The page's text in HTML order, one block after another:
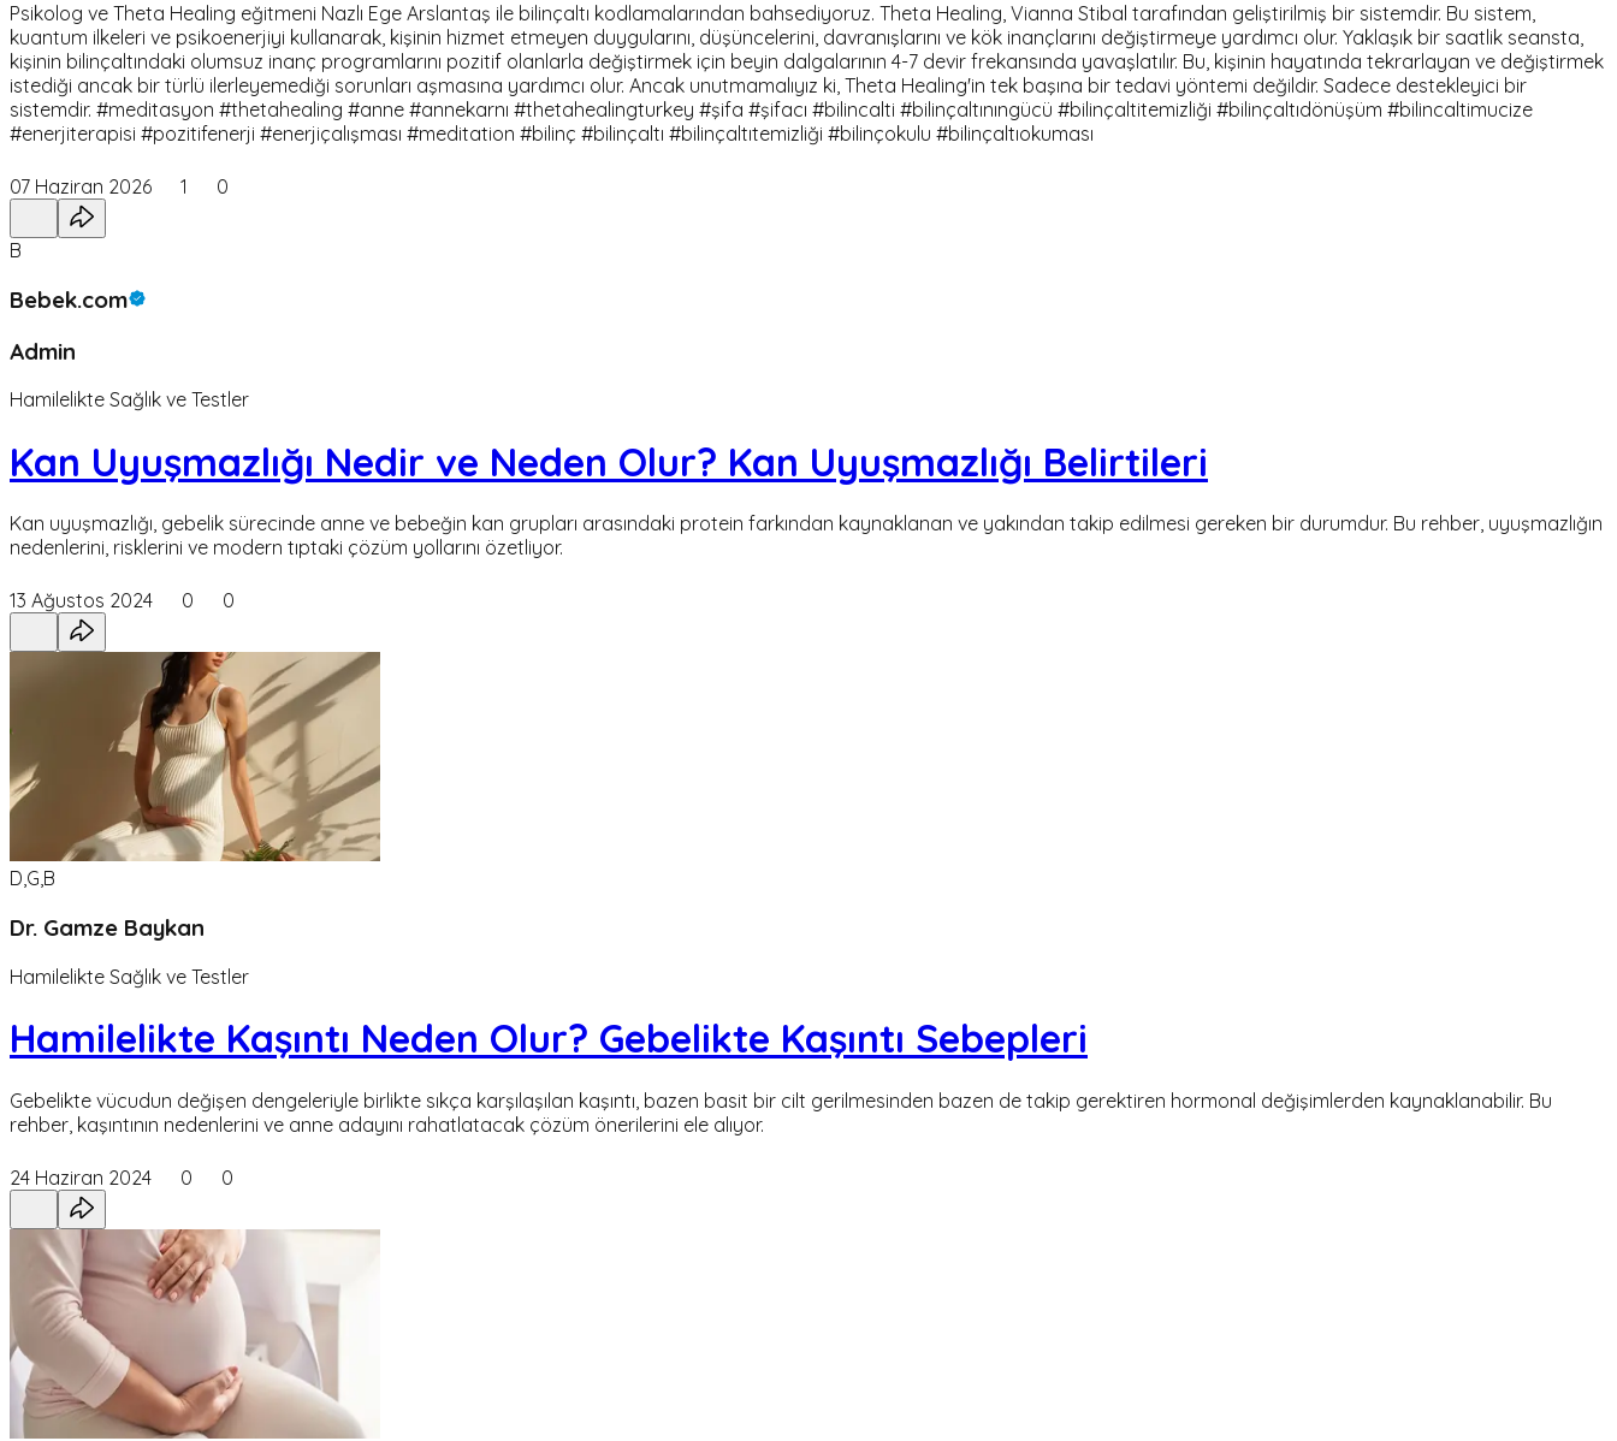
Psikolog ve Theta Healing eğitmeni Nazlı Ege Arslantaş ile bilinçaltı kodlamalarından bahsediyoruz. Theta Healing, Vianna Stibal tarafından geliştirilmiş bir sistemdir. Bu sistem,
kuantum ilkeleri ve psikoenerjiyi kullanarak, kişinin hizmet etmeyen duygularını, düşüncelerini, davranışlarını ve kök inançlarını değiştirmeye yardımcı olur. Yaklaşık bir saatlik seansta,
kişinin bilinçaltındaki olumsuz inanç programlarını pozitif olanlarla değiştirmek için beyin dalgalarının 4-7 devir frekansında yavaşlatılır. Bu, kişinin hayatında tekrarlayan ve değiştirmek
istediği ancak bir türlü ilerleyemediği sorunları aşmasına yardımcı olur. Ancak unutmamalıyız ki, Theta Healing'in tek başına bir tedavi yöntemi değildir. Sadece destekleyici bir
sistemdir. #meditasyon #thetahealing #anne #annekarnı #thetahealingturkey #şifa #şifacı #bilincalti #bilinçaltınıngücü #bilinçaltitemizliği #bilinçaltıdönüşüm #bilincaltimucize
#enerjiterapisi #pozitifenerji #enerjiçalışması #meditation #bilinç #bilinçaltı #bilinçaltıtemizliği #bilinçokulu #bilinçaltıokuması
07 Haziran 2026 1 0
B
Bebek.com
Admin
Hamilelikte Sağlık ve Testler
Kan Uyuşmazlığı Nedir ve Neden Olur? Kan Uyuşmazlığı Belirtileri
Kan uyuşmazlığı, gebelik sürecinde anne ve bebeğin kan grupları arasındaki protein farkından kaynaklanan ve yakından takip edilmesi gereken bir durumdur. Bu rehber, uyuşmazlığın
nedenlerini, risklerini ve modern tıptaki çözüm yollarını özetliyor.
13 Ağustos 2024 0 0
D,G,B
Dr. Gamze Baykan
Hamilelikte Sağlık ve Testler
Hamilelikte Kaşıntı Neden Olur? Gebelikte Kaşıntı Sebepleri
Gebelikte vücudun değişen dengeleriyle birlikte sıkça karşılaşılan kaşıntı, bazen basit bir cilt gerilmesinden bazen de takip gerektiren hormonal değişimlerden kaynaklanabilir. Bu
rehber, kaşıntının nedenlerini ve anne adayını rahatlatacak çözüm önerilerini ele alıyor.
24 Haziran 2024 0 0